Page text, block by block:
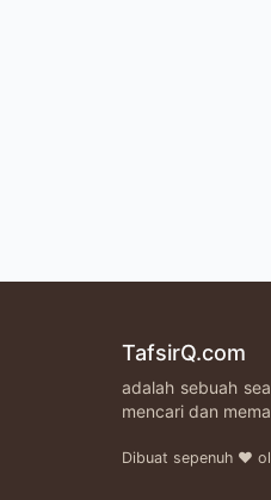
TafsirQ.com
adalah sebuah
mencari dan
Dibuat sepenuh ♥